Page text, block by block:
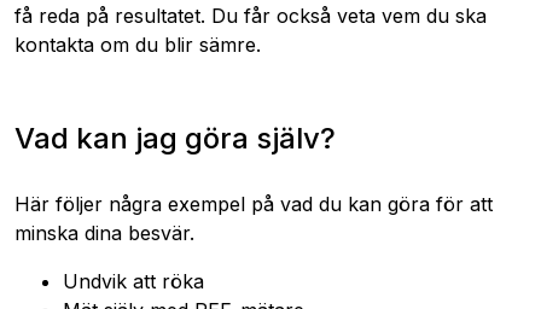
få reda på resultatet. Du får också veta vem du ska
kontakta om du blir sämre.
Vad kan jag göra själv?
Här följer några exempel på vad du kan göra för att
minska dina besvär.
Undvik att röka